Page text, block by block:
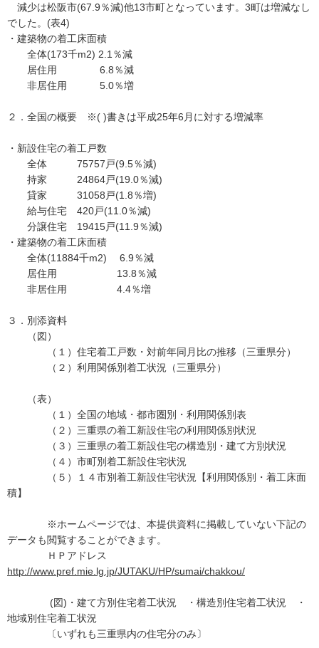
減少は松阪市(67.9％減)他13市町となっています。3町は増減なし
でした。(表4)
・建築物の着工床面積
全体(173千m2) 2.1％減
居住用 6.8％減
非居住用 5.0％増
２．全国の概要 ※( )書きは平成25年6月に対する増減率
・新設住宅の着工戸数
全体 75757戸(9.5％減)
持家 24864戸(19.0％減)
貸家 31058戸(1.8％増)
給与住宅 420戸(11.0％減)
分譲住宅 19415戸(11.9％減)
・建築物の着工床面積
全体(11884千m2) 6.9％減
居住用 13.8％減
非居住用 4.4％増
３．別添資料
（図）
（１）住宅着工戸数・対前年同月比の推移（三重県分）
（２）利用関係別着工状況（三重県分）
（表）
（１）全国の地域・都市圏別・利用関係別表
（２）三重県の着工新設住宅の利用関係別状況
（３）三重県の着工新設住宅の構造別・建て方別状況
（４）市町別着工新設住宅状況
（５）１４市別着工新設住宅状況【利用関係別・着工床面
積】
※ホームページでは、本提供資料に掲載していない下記の
データも閲覧することができます。
ＨＰアドレス
http://www.pref.mie.lg.jp/JUTAKU/HP/sumai/chakkou/
(図)・建て方別住宅着工状況 ・構造別住宅着工状況 ・
地域別住宅着工状況
〔いずれも三重県内の住宅分のみ〕